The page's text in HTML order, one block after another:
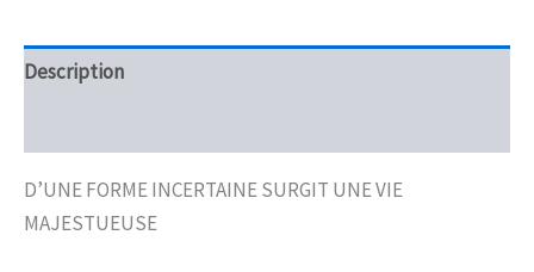
Description
D’UNE FORME INCERTAINE SURGIT UNE VIE
MAJESTUEUSE